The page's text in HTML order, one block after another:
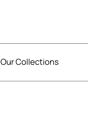
Our Collections